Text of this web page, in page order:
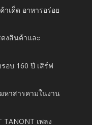
เด็ด อาหารอร่อย
งสินค้าและ
อบ 160 ปี เสิร์ฟ
หาสารคามในงาน
เพลง